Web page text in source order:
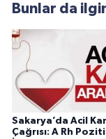
Bunlar da
Sakarya’da Acil
Çağrısı: A Rh